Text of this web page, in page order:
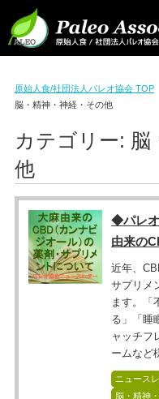
原始人食/社団法人パレオ協会 TOP
脳・精神・神経・その他
カテゴリー: 脳
他
◆パレ
由来の
近年、
サプリメ
ます。「
る」「睡
ャッチフ
ームなど
ニュース
脳・精神